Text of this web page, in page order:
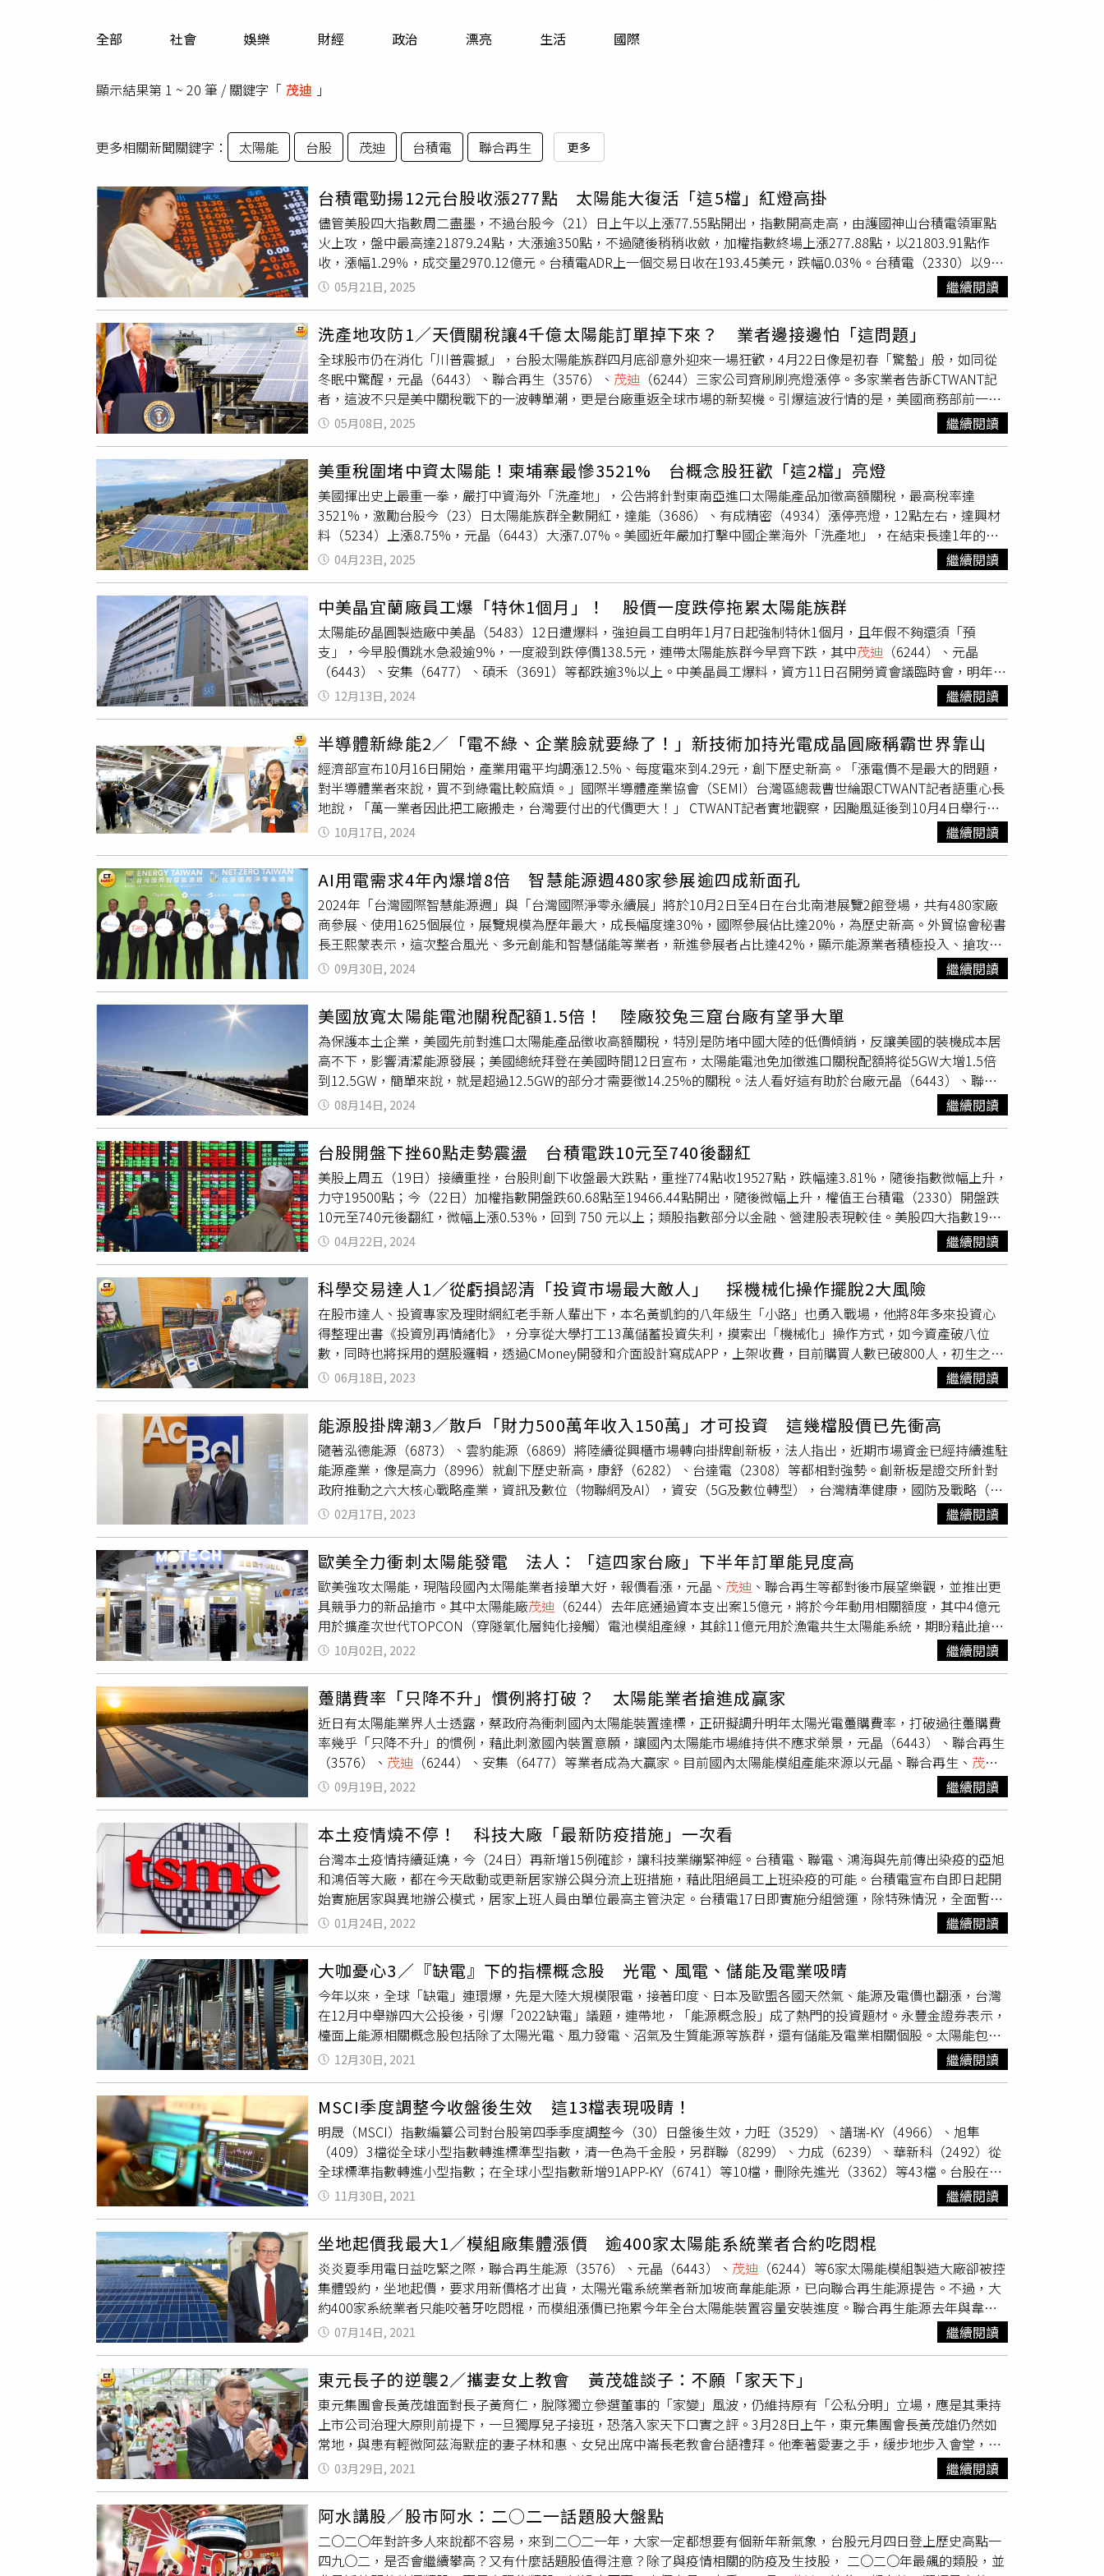
運勢
全部 社會 娛樂 財經 政治 漂亮 生活 國際
顯示結果第 1 ~ 20 筆 / 關鍵字「 茂迪 」
更多相關新聞關鍵字： 太陽能 台股 茂迪 台積電 聯合再生 更多
台積電勁揚12元台股收漲277點 太陽能大復活「這5檔」紅燈高掛
儘管美股四大指數周二盡墨，不過台股今（21）日上午以上漲77.55點開出，指數開高走高，由護國神山台積電領軍點
火上攻，盤中最高達21879.24點，大漲逾350點，不過隨後稍稍收斂，加權指數終場上漲277.88點，以21803.91點作
收，漲幅1.29％，成交量2970.12億元。台積電ADR上一個交易日收在193.45美元，跌幅0.03%。台積電（2330）以986
元盤上開出，隨後一路走高，最高一度來到992元，終場收在990元，上漲12元，漲幅1.23 %。主要權值股方面，鴻海
（2317）今日收在155元，上漲1元。聯發科（2454）收在1340元，上漲25元。廣達（2382）收在272元，上漲5.5元。
台達電（2308）收在378.5元，上漲13元。日月光投控（3711）收在144.5元，上漲0.5元。大立光（3008）收在2265
元，上漲45元。金融部分，富邦金（2881）收在81.5元，上漲0.8元，國泰金（2882）收在63.5元，上漲2元，中信金
（2891）收在43元，上漲1.25元。類股上漲方面，汽車上漲3.13%今日最強，橡膠以3.01%緊隨其後，其他如電子零組
件、油電燃氣、生技醫療等類股指數上漲2%以上。類股下跌部分，鋼鐵最慘，指數下跌0.95%，其餘還有電器電纜、居
家生活、食品等類股指數走勢疲軟。今日太陽能類股一片紅通通，元晶（6443）、茂迪（6244）、達能（3686）、聯
合再生（3576）、太極（4934）5檔個股衝上漲停，分別收在17.7元、21.65元、19.25元、9.07元、11.85元。漲幅前5
名個股為，豐達科（3004）上漲13.5元，漲幅10％。川飛（1516）上漲1.85元，漲幅10％。達能（3686）上漲1.75
元，漲幅10％。虹光（2380）上漲0.36元，漲幅10％。茂矽（2342）上漲2.4元，漲幅9.98％。跌幅前5名個股為，聯
策（6658）下跌3.4元，跌幅3.96％。富威電力（6994）下跌5元，跌幅3.75％。南亞科（2408）下跌1.6元，跌幅
3.54％。瑞智（4532）下跌1元，跌幅3.17％。明輝-DR（911608）下跌0.09元，跌幅3％。
05月21日, 2025 繼續閱讀
洗產地攻防1／天價關稅讓4千億太陽能訂單掉下來？ 業者邊接邊怕「這問題」
全球股市仍在消化「川普震撼」，台股太陽能族群四月底卻意外迎來一場狂歡，4月22日像是初春「驚蟄」般，如同從
冬眠中驚醒，元晶（6443）、聯合再生（3576）、 茂迪 （6244）三家公司齊刷刷亮燈漲停。多家業者告訴CTWANT記
者，這波不只是美中關稅戰下的一波轉單潮，更是台廠重返全球市場的新契機。引爆這波行情的是，美國商務部前一日
（4月21日）宣布，對柬埔寨、越南、泰國與馬來西亞等太陽能產品徵收史上最重懲罰性關稅，最低200%起跳，柬埔寨
最高達到3521%，理由是中國以「跨國補貼」，讓中國製太陽能板以「東南亞製」之名傾銷進入美國，重創美國本土。
據彭博新能源財經資料，這四國2024年供應美國約129億美元（約新台幣4200億元）的太陽能設備，占美國全部市場的
77%。這次東南亞「出口跳板」被一槍封殺，對於被視為「夕陽產業」的太陽能台廠如同天上掉下來的禮物。太陽能大
廠元晶與聯合再生都證實近期歐美客戶的詢單湧現，法人更估轉單量上看百億元。「這機會真的太難得了。」一位在苗
栗經營太陽能模組廠的業者私下對CTWANT記者感嘆。他坦言，自2018年後，國內市場被陸製模組壓得喘不過氣，現在
終於等到局勢反轉，「只是這波轉單來得太快，也不知道能撐多久。」經濟部要求5月7日起凡出口至美國的台灣產製產
品，皆須簽署「輸美國貨品原產地聲明書」，元晶等太陽能業者都表示支持。（圖／報系資料照、經濟部貿易署提供）
對於美國嚴懲「洗產地」，業者喜憂半參，除了喜迎轉單潮，也憂心「產地信任」戰役中，台廠能否順利脫身，「尤其
在美國對太陽能產品展開高強度查核背景下，任何供應鏈中存在的灰色地帶，都可能成為新一輪制裁與懲罰的導火
線。」這位苗栗業者憂心忡忡地說。事實上，立委黃國昌4月25日在立法院總質詢中，點名聯合再生涉及「中國貼
牌」、「洗產地」行為，質疑其由越南進口電池模組再貼MIT販售。聯合再生迅速發出四點聲明澄清，強調所有進出口
作業「完全依法合規」，並無洗產地或產地標示不實行為，且保留法律追訴權。這場指控拉高業者「自清」焦慮。元晶
副總廖偉然日前公開呼籲，台灣雖因東南亞被封鎖而得利，但短期內恐面臨東南亞產品反向傾銷台灣壓力，但更重要的
是，期望新政府對於海外低價傾銷台灣的太陽能產品進行雙反及反規避審查，防止台灣成為他國規避高關稅的「中轉
站」。為防堵洗產地疑慮擴大，經濟部貿易署宣布，5月7日起凡出口至美國的台灣產製（MIT）產品，皆須簽署「輸美
國貨品原產地聲明書」，若經查屬實不符者，最重可處新台幣300萬元罰鍰。然這份簽署並非萬靈丹，貿易署坦言，對
於是否屬於中國製造，美方採「個案認定」機制，目前尚無明確的比例規範，仍需視貨品類別與組成決定，因此即使台
灣認定為MIT，仍可能遭美國質疑，由於美國海關具備預審制度，廠商出口前可與買方協調並申請預先認定，以降低誤
判風險。美國商務部報告指出，去年美國從東南亞進口的太陽能板產品中，超過 65%實際上是中國廠商僅進行微量加工
後轉運美國的產品。（圖／翻攝自新華社）面對新規定，業界多數支持，元晶太陽能副總經理江郅豪就表示，「會去鑽
漏洞洗產地的，多是小型貿易商或中小工廠，簽切結書對我們來說不是問題。」但他也呼籲政府應進一步強化查驗力
道，例如要求出口廠商提供生產工單，以提升制度可信度與落實性。昔日被視為「夕陽產業」的太陽能產業，在美中關
稅戰中有了翻身機會，元晶、茂迪
等業者正積極轉向海外，鎖定美國、日本與歐洲，預估外銷占比將明顯拉升。這波新
局面不只是轉單潮，太陽能台廠新一輪「MIT」轉型大考驗。
05月08日, 2025 繼續閱讀
美重稅圍堵中資太陽能！柬埔寨最慘3521% 台概念股狂歡「這2檔」亮燈
美國揮出史上最重一拳，嚴打中資海外「洗產地」，公告將針對東南亞進口太陽能產品加徵高額關稅，最高稅率達
3521%，激勵台股今（23）日太陽能族群全數開紅，達能（3686）、有成精密（4934）漲停亮燈，12點左右，達興材
料（5234）上漲8.75%，元晶（6443）大漲7.07%。美國近年嚴加打擊中國企業海外「洗產地」，在結束長達1年的調
查後，對來自東南亞四個國家的太陽能進口產品徵收反傾銷、反補貼「雙反」新關稅，稅率依不同國家、企業不等。其
中，來自柬埔寨的產品最高面臨3521％的驚人關稅，被視為劍指天合光能、晶科能源等中資巨頭。美國商務部公告，將
對柬埔寨的太陽能產品稅率高達3521%，理由是柬埔寨拒絕配合調查，越南境內未單獨指名的公司將面臨最高稅率為
395.9%，泰國則是375.19%，馬來西亞適用稅率超過40%。美國從去年4月起展開調查，發現中國太陽能業者，不只獲
得不公平補貼，還為了規避美國徵收的反傾銷關稅，轉到東南亞國家製造，洗一輪產地後再用超低價傾銷，去年美國從
這4個東南亞國家，就進口129億美元的太陽能設備，占類別進口總額近8成，幾乎壟斷了市場。由於台灣是僅次於大
陸，全球第二大太陽能生產地，即使台灣也有關稅壓力，仍遠低於美方最新祭出的關稅，市場看好台廠後續轉單效益可
期，激勵股價大漲。中午12點左右，除了2檔漲停，國碩（2406）上漲6.36%，
（6244）漲5.31%，強茂
04月23日, 2025 繼續閱讀
中美晶宜蘭廠員工爆「特休1個月」！ 股價一度跌停拖累太陽能族群
太陽能矽晶圓製造廠中美晶（5483）12日遭爆料，強迫員工自明年1月7日起強制特休1個月，且年假不夠還須「預
支」，今早股價跳水急殺逾9%，一度殺到跌停價138.5元，連帶太陽能族群今早齊下跌，其中茂迪 （6244）、元晶
（6443）、安集（6477）、碩禾（3691）等都跌逾3%以上。中美晶員工爆料，資方11日召開勞資會議臨時會，明年1
月7日起至2月4日工廠生產線停線，等於提早放農曆年假，扣除國定年假，員工須以個人特休支應，特休不足則採預
支，若春節後訂單量不足，休假將以減半計薪。中美晶表示，由於目前國內太陽能市況不佳，宜蘭電池廠整體稼動率低
落，為避免對員工薪水造成衝擊影響，利用特休的方式「共體時艱」，該方案也得到了大部分員工認同。中美晶強調，
該「協調方案」與無薪假不同，員工薪資不受影響，至於2月則視市場狀況而定，基於營運關係，不公開宜蘭廠放特休
假員工人數，宜蘭廠占總營收比重低於5%至6%。消息一出，加深外界對於太陽能產業景氣疑慮，中美晶今天在沉重賣
壓出籠下，股價跳空開低，一度殺到跌停價，午盤來到140元，下跌13.5元，跌幅達8.79%。茂迪、元晶、國碩和安集等
太陽能族群股價紛紛下挫，跌幅逾2%。中午11點半，安集盤中下挫3.33%，國碩盤中下探15.6元，跌幅2.5%，創1年多
來新低。分析師表示，明年角度來看，下半年會比較好，但業績面還是較弱，股價走勢持續創低不會改變。建議未上車
者暫不適合進去，若在車上的投資人，要有心理準備要有約半年的整理時間，觀察一、二季產業調整，效率若不佳建議
換股、換族群會比較好。
12月13日, 2024 繼續閱讀
半導體新綠能2／「電不綠、企業臉就要綠了！」新技術加持光電成晶圓廠稱霸世界靠山
經濟部宣布10月16日開始，產業用電平均調漲12.5%、每度電來到4.29元，創下歷史新高。「漲電價不是最大的問題，
對半導體業者來說，買不到綠電比較麻煩。」國際半導體產業協會（SEMI）台灣區總裁曹世綸跟CTWANT記者語重心長
地說，「萬一業者因此把工廠搬走，台灣要付出的代價更大！」 CTWANT記者實地觀察，因颱風延後到10月4日舉行的
「2024台灣國際智慧能源周及台灣國際淨零永續展」，雖有大量廠商參展設攤，還有超過700位國際買家，但和月前半
導體展的火熱積極氛圍比起來，能源展上，記者聽到不少業者私下唉聲嘆氣，簡直是冰火兩樣情。「我們有半導體、電
子產業等再生能源最大的採購使用者，也有提供綠色能源、節能減碳解決方案的供應者，平台能讓兩邊需求直接對
接。」曹世綸說，太陽能電池本身就是半導體產業，為此國際半導體產業協會及旗下、去年剛成立的「 GESA綠能暨永
續發展聯盟」，今年共同辦能源周的活動。半導體產業撐起台灣經濟半邊天，經濟部9月24日發布8月外銷訂單數據，金
額502.2億美元，年增9.1%，連六紅，主要就是受惠於AI、高效能運算及雲端產業需求強勁所帶動。半導體產業是推動
對外出口、投資興業、以及上市櫃公司營收屢創新高的主因，AI時代要更多的半導體、同時也要更多的電。然而，當各
國政府爭相砸大錢發展AI及綠能減碳措施，以台積電目前國際佈局的美國、日本和歐洲，都提供了充足的綠電選項，反
倒是台灣自家不夠。台積電在全球多國設廠，在台灣的廠卻要煩惱綠電不夠（圖／CTWANT資料照）。擔任台灣太陽光
電產業協會（TPVIA）理事長的環球晶董事長徐秀蘭曾直言，「台灣不僅是電要足夠，更要夠綠；電不綠、企業臉就要
綠了，因為貨就出不去。」甚至連標準普爾最新報告也提出警訊，台積電作為台灣的用電大戶，隨著先進製程與產量大
增，預計2030年用電量將占台灣總用電量的23.7%，但台灣發電量成長緩慢，恐導致台積電的供電風險。「以台積電
2030年需要RE60的綠電需求來說，先前主要寄望在離岸風電，但目前距離目標還有很大一段差距，需要靠太陽能來補
上。」寶晶能源董事長蔡佳晋向CTWANT記者表示。值得注意的是，今年的能源周上，國內重量級光電業者都不約而同
看淡今年市場，茂迪
總經理葉正賢和友達光電能源事業群總經理林恬宇都提到，今年台灣太陽能裝置量將約1.6GW至
1.7GW，較去年減少逾3成，甚至預見明、後年的展望保守，各廠商開始努力拓展外銷市場。事實上，以聯合再生、元
晶、茂迪 等光電三雄為例，今年前八月營收分別年減60%、42%、24%，不若以往強勢。為何半導體產業綠電需求孔
急，光電業卻成長急遽放緩？業者們私下告訴記者，「主要是政策出現轉變，不像過去有行政院副院長的層級親自主
掌，甚至審核時間開始放慢。」對於十月中產業用電電價大漲，外界將電價成本上漲元兇算在光電業者頭上，業者認為
是背黑鍋。「其實台灣的太陽能大型電站已不靠台電的躉售電價在生存，幾乎都是直接賣給半導體為主的大企業，不會
增加全民負擔。」蔡佳晋解釋。元晶董事長廖國榮認為太陽能電池效率會越來越好（圖／報系資料照）。太陽能電池模
組大廠元晶董事長廖國榮跟CTWANT記者透露，在太陽能電池的光電轉換效率大幅提升，及設備成本不斷下降，「太陽
能發電在歐洲，已經比火力發電便宜了。」廖國榮還報了個好消息，過去以P型矽晶片作為基板的鋁背面電場太陽能電
池，有光衰減問題，近期已發展到新型、以N型矽晶片為主的穿隧氧化鈍化接觸太陽能電池（TOPCon），相比於傳統的
電池效率、10年前產品的17%，大幅提升至24.5%，而下一世代TOPCom+鈣鈦礦堆疊的電池模組，更可提升電池轉換
效率到39.5%。20年前的太陽能電池，每公頃土地只能裝置0.8MW的太陽能系統，現在太陽能系統進步到1.4MW，預估
10年後，可裝置2.25MW，「等於只要花全台灣土地面積4.1%，就能供應台灣約5千億度、且百分之百的太陽能。」廖
國榮說，比被列為「廢耕地、休耕地及不利耕作區」約6%的土地，還要少。寶晶能源董事長蔡佳晋認為綠能是護國神山
的靠山（圖／方萬民攝）。台灣再生能源發展走多元化，包括太陽能、風能、氫能、地熱、海洋能等，在時間、成本分
析下，「太陽能是近十年來均化能源成本下降最多的能源，2023平均每kwh LCOE相較 2010年下降了90%，是目前最具
競爭力的電力來源。」蔡佳晋說，「台積電是臺灣的護國神山，綠能業者則是台積電的靠山！當務之急，是滿足台積電
RE100的要求，這對於台灣半導體根留台灣至關重要。」
10月17日, 2024 繼續閱讀
AI用電需求4年內爆增8倍 智慧能源週480家參展逾四成新面孔
2024年「台灣國際智慧能源週」與「台灣國際淨零永續展」將於10月2日至4日在台北南港展覽2館登場，共有480家廠
商參展、使用1625個展位，展覽規模為歷年最大，成長幅度達30%，國際參展佔比達20%，為歷史新高。外貿協會秘書
長王熙蒙表示，這次整合風光、多元創能和智慧儲能等業者，新進參展者占比達42%，顯示能源業者積極投入、搶攻淨
零商機。根據經濟部預估，2028年時，AI科技的用電需求將增長八倍，未來十年全國用電量年均成長2.8%，為遵循
(6244)、元晶(6443)、士電(1503)、聯合再
(1519)、有成精密(4949)、沃旭能源、柯本哈根風能開發、風睿能源及熙特爾新能源等，還有英國、比利時、丹麥、法
國、加拿大、荷蘭6大國家館進駐，鏈結國際商機。經濟部能源署副署長李君禮出席9月30日的展前記者會時表示，台灣
積極響應淨零趨勢，總統賴清德上任後宣示要二次能源轉型，包括多元綠能以及深度節能，尤其是AI和半導體產業發
展，需要穩定、充足電力供應，對於出口導向的產業，綠電需求成為產業剛性需求，因此政府需要提供充足、有競爭力
的綠電，也將積極發展氫能、地熱、海洋能等。深度節能方面，李君禮表示，未來強化協助發展「能源服務公司」，透
過專家組成的能源服務公司協助企業診斷、改善製程節能。主辦單位之一、SEMI全球行銷長暨台灣區總裁曹世綸表示，
歐盟、美國、日本、中國等都在如火如荼地發展再生能源技術，我們有半導體、電子產業等再生能源最大的使用者，也
能提供綠色能源、節能減碳解決方案的供應者，有這兩邊的需求可以對接，所以SEMI也成立GESA綠能暨永續發展聯
盟，成員涵蓋半導體、綠能產業等供應鏈。
09月30日, 2024 繼續閱讀
美國放寬太陽能電池關稅配額1.5倍！ 陸廠狡兔三窟台廠有望爭大單
為保護本土企業，美國先前對進口太陽能產品徵收高額關稅，特別是防堵中國大陸的低價傾銷，反讓美國的裝機成本居
高不下，影響清潔能源發展；美國總統拜登在美國時間12日宣布，太陽能電池免加徵進口關稅配額將從5GW大增1.5倍
到12.5GW，簡單來說，就是超過12.5GW的部分才需要徵14.25%的關稅。法人看好這有助於台廠元晶（6443）、聯合
再生（3576）及茂迪
（6244）等爭取訂單。市場人士預期，美國總統大選的兩黨陣營都會在政策上持續加碼，藉此爭取
選民與產業界支持，先前因為美中貿易戰，美國對中國大陸的太陽能祭出反傾銷、反補貼稅措施，並恢復對四個東南亞
國家太陽能板課徵進口關稅，以防堵大陸業者「洗產地」，但最近產能與成本出現問題，導致美國不少太陽能業者財務
出現問題，所以此次放寬，有助於平衡市場機制，台廠也有望藉此切入美國市場。台灣的太陽能大廠今年都加大外銷力
道。元晶14日盤中股價漲4%、約在24.85元，聯合再生漲2.7%、約11.4元，茂迪則漲2.3%、約在25.9元。不過大陸業
者對此消息也磨刀霍霍，因為美中貿易戰持續一陣子，他們不但轉往東南亞設廠，連美國本土、中東國家都有規畫，數
據顯示，2023年美國進口55.6GW dc太陽能元件和3.7GW電池片，其中東南亞四國就佔了79%。今年5月，美國商務部
宣佈對進口自柬埔寨、馬來西亞、泰國和越南的晶體矽太陽能電池發起反傾銷、反補貼調查，但其實不少陸廠已轉往美
國投產，像是隆基綠能與美國Invenergy合作，要在俄亥俄州建設5GW元件廠，晶澳科技美國廠預計在今年第三季投
產，晶科能源美國廠於今年上半年相繼建設，阿特斯美國廠於2023年底投產，天合光能美國廠也將於2024年下半年投
產。而東南亞四國產能受關稅影響，但印尼、寮國和中東的產能則有望受益，晶科能源計劃在沙烏地阿拉伯投資建設
10GW高效電池級元件專案; 鈞達計劃在阿曼投資建設5GW高效電池生產基地;天合光能有意在阿拉伯聯合大公國投資建
設5萬噸高純矽料、30GW晶體矽片和5GW電池元件專案。
08月14日, 2024 繼續閱讀
台股開盤下挫60點走勢震盪 台積電跌10元至740後翻紅
美股上周五（19日）接續重挫，台股則創下收盤最大跌點，重挫774點收19527點，跌幅達3.81%，隨後指數微幅上升，
力守19500點；今（22日）加權指數開盤跌60.68點至19466.44點開出，隨後微幅上升，權值王台積電（2330）開盤跌
10元至740元後翻紅，微幅上漲0.53%，回到 750 元以上；類股指數部分以金融、營建股表現較佳。美股四大指數19日
漲跌互見。道瓊工業指數漲0.56%，收37986.4點；那斯達克指數跌2.05%，收15282.01點；標普500指數下跌0.88%，
收4967.23點；費城半導體指數跌幅4.12%，收4306.87點。台股開盤續跌26.28點，來到19500.84點。三大權值股中，
台積電開盤跌10元至740元；鴻海（2317）跌1.5元至141.5元；聯發科（2454）開盤跌9元至984元；大立光（3008）
漲5元至2125元；台達電（2308）漲2元至300.5元。其中，台積電於開盤不到10分鐘成功翻紅，帶動大盤一度漲160
點，來到19695點。今日盤面焦點在營建股，如鄉林、太設、京城、日勝生等燈漲停，其他冠德、皇鼎、國揚、工信漲6
到9%；航運股表現也同樣亮眼，貨櫃三雄長榮、陽明與萬海漲3到4%；另，電力供應與重電概念股續強，上緯投控漲
超8%，碩天、盛達、華城、茂迪、大同、森崴能源漲2至4%；金融股今天也回神，開發金、華南金、兆豐金，以及中
再保皆漲逾2%。有分析師指出，因聯準會延後降息預期以及地緣政治不確定性，美股科技股續弱，且AI相關持續修正，
台積電法說下修半導體展望，短線偏空。整體來看，美股持續的弱勢反映短線國際股市不穩，仍須提防個股持續修正的
風險。
04月22日, 2024 繼續閱讀
科學交易達人1／從虧損認清「投資市場最大敵人」 採機械化操作擺脫2大風險
在股市達人、投資專家及理財網紅老手新人輩出下，本名黃凱鈞的八年級生「小路」也勇入戰場，他將8年多來投資心
得整理出書《投資別再情緒化》，分享從大學打工13萬儲蓄投資失利，摸索出「機械化」操作方式，如今資產破八位
數，同時也將採用的選股邏輯，透過CMoney開發和介面設計寫成APP，上架收費，目前購買人數已破800人，初生之犢
不畏虎。縱橫股海的投資流派各有千秋，小路獨鍾「機械化操作」。CTWANT記者日前約訪時，他在新北市林口區自家
工作室裡向記者解釋，「為要擺脫『人為主觀』與『情緒交易』兩大風險。」今年27歲的小路在大學一年級開始投資，
但投資第二年就吃敗仗。「2015年8月24日是我人生中一個很大的轉捩點，那天大盤指數跌了4%多，代表全台灣股票市
場有一半以上都是跌停。」小路當時搭上主流題材「太陽能」，從籌碼面選出中美晶（5483）、達能（3686）、
（6244），「沒想到，手上的3檔個股全數跌停板的窘況。」2015年8月太陽能族群崩盤，小路手中的3檔相關個股也全
數跌停板。（圖／宋岱融攝）那份恐慌，小路記憶猶新，「可說是全球股災，中國景氣疲弱，美國升息資金強勢回流美
元，多國多在打房，熱錢積極流出，台灣外銷面臨困境，內憂外患下台股大幅下挫。」「我那時真的吃不下飯，因為人
生中大部分資金都在股市當中，非常恐慌，想要趕緊脫手求安全。」儘管台股慘跌當天下午政府就宣布政策護盤，台股
3天後反彈一千點，小路趁勢執行停損出場，虧損大概20%，「這是我當時操作短線單筆虧損最大的一個案例。」小路
認清一件事，「投資市場上最大的敵人就是自己，我太過情緒化、跟風投資所以賠錢。」面對投資最大敵人，小路改採
「機械化方式」進出場，「一律在開盤掛單，並採開盤價上下約1成的停利停損機制」，後來連選股也採「機械化方
式」，「也就是不參考任何主觀的選股與產業資訊、報價等資訊，直接從基本面、技術面與籌碼面因子，設定符合條件
的個股，再評估操作與否。」為找出利於股價上漲的選股因子，小路透過「國際論文探勘」、「歷史投資經驗」與「數
據分析」歸納出3種選股策略，第一是「天羅地網」，從營收、EPS等設定10個選股因子，達標的篩選入「選股池」，再
搭配簡單突破訊號，設定停利與停損。第二是「績優籌碼股」，以業績表現初階篩選出個股，加入籌碼面分析主力、法
人、大戶資金流向，找出「基本面績優」且「大咖持續加碼」的個股。最後是「低估成長股」，觀察營業收入成長、獲
利能力有顯著提升，但股價漲幅相對落後的好公司。以2021年9月到12月間為例，小路靠著三種選股策略，買入聯華
（1229）4天內獲利6.75%，買入台光電（2383）6天獲利達7.36%，買入台橡（2103）13天獲利達14.41%。這套看似
沒有「嚇人」獲利的枯燥交易模式，不在乎市場多頭或空頭，也避開「情緒化」，就是能讓小路吃飽、睡好、累積財
富，最舒服的投資方式。
06月18日, 2023 繼續閱讀
能源股掛牌潮3／散戶「財力500萬年收入150萬」才可投資 這幾檔股價已先衝高
隨著泓德能源（6873）、雲豹能源（6869）將陸續從興櫃市場轉向掛牌創新板，法人指出，近期市場資金已經持續進駐
能源產業，像是高力（8996）就創下歷史新高，康舒（6282）、台達電（2308）等都相對強勢。創新板是證交所針對
政府推動之六大核心戰略產業，資訊及數位（物聯網及AI），資安（5G及數位轉型），台灣精準健康，國防及戰略（航
太等），綠電及再生能源，民生及戰備（關鍵物資）等所規劃的簡易掛牌方式，根據規劃，在創新板掛牌滿1年可申請
上市，免提報審議委員會。不過創新板並未對一般散戶開放，合格投資人以法人為主，自然人則需有2年以上參與證券
興櫃交易，對於一般投資人來說，如果要買就只能趁現在還在興櫃時，否則因為創新板對自然人有資格限制，只能就等
他們1年之後在申請上市時才能投資。近期泓德能源股價已經從2月初的100元左右，一路飆升到136.5元，創新高，也帶
動雲豹能源從80元附近起漲，進逼100元整數大關。另外同屬能源服務商族群的還有微電能源（6883），目前還是公開
發行公司，預計未來也會有掛牌規劃，投資人也可以持續留意。高力營收持續創高，股價也在一年之內從60元飆升到
240元。（圖／截自高力官網、翻攝自台灣股市資訊網）分析師謝文恩指出，從本益比角度來看，高力近期股價相對高
了，不過除了基本面外，他的籌碼面也是有軋空的趨勢，不過建議投資人也不要輕易去放空。高力日前公告1月營收為
3.21億元，月增2.55%、年增71.84%，推升營收攻高主要是因為熱能產品及板式熱交換器出貨增加。法人指出，高力為
美國燃料電池大廠Bloom Energy的主要供應商，隨著客戶下單持續成長，也讓高力已著手規劃擴增產能，預計明年到
後年將增加25%產能，整體來看，後續營運仍看好。康舒董事長許介立日前在尾牙時指出，2022年是康舒科技綠電轉供
元年，先於年初轉供綠電予銀行業，六月跨入紡織業，八月再跨入物業管理領域，與世貿中心國貿大樓簽約，九月跨入
科技產業，總計已投資電廠容量已達150MW，總銷售綠電轉供量逾3.6億度電，是目前台灣服務產業最廣的綠電提供業
者。康舒股價也在兔年出現強攻，從30元附近一路衝到39元，短線漲幅約30%。許介立也在6日法說會上表示，預期今
年全年營收可望年增雙位數百分比。台達也全力發展儲能事業。（圖／周志龍攝）台達電是台灣能源產業的領導廠，日
前公布的1月營收以295.63億元創下同期歷史新高，更較去年同期大增12.5%。法人表示，相較於其他同業1月營收都較
去年同期下滑約1成左右，台達電的表現明顯優異。對於第一季的營收展望，台達電也預估將比去年同期成長。華冠投
顧分析師劉烱德表示，如果要觀察太陽能領域的上市櫃相關能源股，元晶（6443）、安集 （6477）、聯合再生
（3576）及茂迪（6244），投資朋友們可留意相關個股股價與季線的關係，只要季線上揚，股價回測或是往上突破季
線，只要季線位置能守穩形成支撐，則後續都有量增價漲的機會。反之，股價跌破季線，進一步形成季線下彎則應先退
出觀望，靜待下一次止跌止穩的機會。
02月17日, 2023 繼續閱讀
歐美全力衝刺太陽能發電 法人：「這四家台廠」下半年訂單能見度高
歐美強攻太陽能，現階段國內太陽能業者接單大好，報價看漲，元晶、 茂迪 、聯合再生等都對後市展望樂觀，並推出更
具競爭力的新品搶市。其中太陽能廠茂迪 （6244）去年底通過資本支出案15億元，將於今年動用相關額度，其中4億元
用於擴產次世代TOPCON（穿隧氧化層鈍化接觸）電池模組產線，其餘11億元用於漁電共生太陽能系統，期盼藉此搶攻
商機。馬克宏喊出2050年全法國太陽能裝置量要增加十倍，意味接下來當地太陽能需求將呈現爆發成長，預估項目推展
的速度將會比先前提高至少一倍以上。業界人士認為，法國為歐盟指標性國家，隨著法國積極推動太陽能發電，進一步
推升市場需求，有助激勵其他歐盟國家後續提出更多補貼政策。此前，拜登政府也從《通膨削減法案》中，提撥3,690億
美元（逾新台幣1兆元）發展能源安全與潔淨能源，並恢復多項再生能源裝置獎勵，推升美國太陽能市場需求大增。隨
著法國加入擴大太陽能裝置，進一步推升市場需求大爆發。茂迪 （6244）近年積極布局高技術門檻的差異化產品，首款
N型TOPCON電池模組因發電效率高，可有效節省土地面積，獲客戶大量採用，加上政府積極衝刺太陽光電裝置量，不
僅今年底前產能全產全銷，明年上半年訂單也已排滿。茂迪今年擴充TOPCON電池模組產線，年產能200MW，預計10
月進入大量生產階段，尤其TOPCON的模組轉換效率可超過22%，優於現階段主流的20%，象徵在同樣土地面積下，可
下半年均訂單能見度
高，加上系統廠拉貨力道比上半年更猛，而且模組價格也相當不錯，估計業者業績表現將優於上半年，並較去年同期成
長不少，成為電子業中少數未受通膨因素影響的族群，在歐美強權帶頭衝刺太陽能裝置下，後續全球太陽能需求可期，
為台廠增添更多活水。
10月02日, 2022 繼續閱讀
躉購費率「只降不升」慣例將打破？ 太陽能業者搶進成贏家
近日有太陽能業界人士透露，蔡政府為衝刺國內太陽能裝置達標，正研擬調升明年太陽光電躉購費率，打破過往躉購費
率幾乎「只降不升」的慣例，藉此刺激國內裝置意願，讓國內太陽能市場維持供不應求榮景，元晶（6443）、聯合再生
（3576）、 茂迪 （6244）、安集（6477）等業者成為大贏家。目前國內太陽能模組產能來源以元晶、聯合再生、 茂
迪 、安集四大業者為主，相關模組廠近年來為搶得更多市場商機，正積極加速擴產腳步，加上近期政策持續鼓勵太陽能
光電建置，藉此因應通膨所帶來的影響，讓國內太陽能系統業者能維持一定的投資報酬率。 蔡政府再度下猛藥，對付通
膨造成原物料報價上揚，期望協助台灣完成2025年太陽光電建置量達20GW的目標。不過，蔡政府力挺國內太陽能發電
的決心，早已從過往的政策看出端倪，不僅去年下半年為了激勵光電裝置量提升，祭出優惠加碼措施，今年下半年的躉
購費率更維持與上半年一致，打破原先下半年通常低於上半年的慣例。針對明年光電躉購費率將與今年持平，甚至可能
上調，經濟部能源局回應，目前還在依照以往程序收集相關成本參數，做為明年躉購費率擬定基礎，針對未來躉購費率
走向尚未有定論。國內太陽能業者認為，躉購費率一向是國內太陽能產業發展的風向球，今年因上、下半年維持一致；
此次調升的目的，主要是為了讓太陽能電廠的投資報酬率能維持在一定水準，否則很可能會被通膨吃掉獲利，自然不會
有業者想繼續投入開發，拖累國內太陽能光電建置腳步。由於過往光電躉購費率大多只降不升，藉此讓政府補助能隨著
時間緩步退場，因此近期市場傳出明年光電躉購費率將調升的消息，實為罕見，正顯示出政府為了達到再生能源轉型目
標，對太陽能產業的補助絲毫不手軟。
09月19日, 2022 繼續閱讀
本土疫情燒不停！ 科技大廠「最新防疫措施」一次看
台灣本土疫情持續延燒，今（24日）再新增15例確診，讓科技業繃緊神經。台積電、聯電、鴻海與先前傳出染疫的亞旭
和鴻佰等大廠，都在今天啟動或更新居家辦公與分流上班措施，藉此阻絕員工上班染疫的可能。台積電宣布自即日起開
始實施居家與異地辦公模式，居家上班人員由單位最高主管決定。台積電17日即實施分組營運，除特殊情況，全面暫停
來賓、訪客入廠，這次因應疫情持續升溫，啟動居家及異地辦公。台積電也進行6項群聚性活動管制，包含：避免面對
面會議、暫停同仁國內外洽公或出差、取消跨區差旅區間車、教育訓練課程優先採取網路教學、關閉台積運動場館與球
全面啟動居家上班，由不同部門依人力進行調派，強調所有防疫措施都會比中央還嚴格，以確保員工及廠區安全，至於
外籍移工也全數篩檢。並視疫情持續調整措施。鴻海限制訪客入廠，會議以線上視訊為主，暫停公司內健身房及按摩服
務，桃園廠區則禁止跨廠區交流。鴻佰科技桃園自貿園區停止營運，進行廠區環境清消，禁止桃園及新竹各廠區同仁跨
廠移動。亞旭電腦全公司進入三級防疫，桃園廠區全體員工PCR採檢，建置防疫緊急應變小組，停止所有員工跨廠區及
辦公室移動，停止訪客及廠商接觸。旺宏啟動準三級警戒防疫措施，恢復紅、藍軍分組分流上班機制，並採滾動式防疫
訪客、承包商及商務拜訪
未經核准不得隨意進出，員工自助餐廳將改便當。仁寶暫停所有員工跨廠區、跨辦公室移動，暫停所有訪客及外部廠商
來訪，所有會議採線上舉行並加強清消。高力中壢一、三廠全體員工進行PCR篩檢，啟動緊急應變及防疫措施，並持續
密切注意疫情。宏致禁止桃園總部及精工中心跨廠區上班、謝絕訪客來訪，增加消毒次數，密切關注疫情變化。
01月24日, 2022 繼續閱讀
大咖憂心3／『缺電』下的指標概念股 光電、風電、儲能及電業吸晴
今年以來，全球「缺電」連環爆，先是大陸大規模限電，接著印度、日本及歐盟各國天然氣、能源及電價也翻漲，台灣
在12月中舉辦四大公投後，引爆「2022缺電」議題，連帶地，「能源概念股」成了熱門的投資題材。永豐金證券表示，
檯面上能源相關概念股包括除了太陽光電、風力發電、沼氣及生質能源等族群，還有儲能及電業相關個股。太陽能包括
聯合再生（3576）、達能（3686）、
（6244）、元晶（6443）、安集（6477）、長興（1717）；風電有永冠-
KY（1589）、上緯投控（3708）、世紀鋼（9958）；儲能的台達電（2308）、漢翔（2634）、綠電（8440）與焚化
發電廠崑鼎（6803）、電業的森崴能源（6806）、與甫在近月公開發行的雲豹能源（6869）及泓德能源（6873）等，
都市場上引人注意的能源概念股。安集科技的太陽能電廠截至今年10月底，裝置容量已達83MW，明年則有100MW，躍
升為能源概念股；圖為董事長黃國棟。（圖／報系資料庫）聯合再生方面，9月台南儲能AFC專案開始對營收有所貢獻，
且打入中南美洲大型電腦設備廠商供應鏈，第4季起對客戶供應中小型儲能系統，儲能營收之貢獻將於第4季逐步放大。
元晶有鑑於市場需求，斥資7億元在新竹湖口廠建立大尺寸太陽能電池產線，新電池產線年產能可達400MW，未來導入
12吋晶片規格，電池年產出可達500MW，屆時高效能電池年總產能可達1GW以上。以太陽能模組及電廠營運為主的安
集，太陽能模組部分自用，目前太陽能模組產能200MW，預計明年達到250MW。太陽能電廠截至今年10月底，裝置容
量已達83MW，預估今年底達到90MW，明年則有100MW。上緯聚焦風電材料開發，近年積極發展碳纖拉擠碳板、碳纖
預浸布等，將碳纖維應用在風電葉片，已經陸續打進三菱重工、奇異（GE）、大陸金風等國際大廠供應鏈。世紀鋼的風
力發電產品交貨進入高峰期，傳統鋼構事業也穩定，法人預估今年營收上看90億元，將創新高。加上明年在手的風電訂
單與傳統鋼構產業供不應求，明年營收挑戰100億元。再生能源受到天候因素的影響甚鉅，太陽能晚上無電可發、風電
晚上才是發電重要時段，要發揮再生能源最大效益需透過儲能系統提高電力備援，圖為漢翔今年上線的儲能系統。（圖
／翻攝自漢翔臉書、報系資料庫）漢翔航太工業服務跨產業，與台達電合作在台中廠區建置5MW儲能系統，已通過台電
動態調頻備轉輔助服務能力驗測，並取得首批專業人員資格，正式跨足綠電儲能服務市場。從11月的單月營收來看中，
安集、元晶和達能等營收年增都是翻倍，而
茂迪也有逾9成的年增，聯合再生則是逾4成年增，展望2022年的太陽能市
場，在全球供應鏈的帶動下，將開出200GW的水準，年增達到2成。
12月30日, 2021 繼續閱讀
MSCI季度調整今收盤後生效 這13檔表現吸睛！
明晟（MSCI）指數編纂公司對台股第四季季度調整今（30）日盤後生效，力旺（3529）、譜瑞-KY（4966）、旭隼
（409）3檔從全球小型指數轉進標準型指數，清一色為千金股，另群聯（8299）、力成（6239）、華新科（2492）從
全球標準指數轉進小型指數；在全球小型指數新增91APP-KY（6741）等10檔，刪除先進光（3362）等43檔。台股在全
球小型指數新增10檔個股，包括91APP*-KY、朋程、AES-KY、晶焱、群聯、力成、士紙、台驊、大同、華新科等。力
旺、譜瑞-KY、旭隼、AES-KY等千金股，近日反應MSCI的利多，連日股價大幅走強，今天再度齊步大漲，譜瑞-KY盤中漲
宏正、中聯資源、中環、康控-KY、達運、帝寶、岱宇、神盾、力旺、伍豐、飛捷、華城、茂林-KY、宏盛、威強電、國
揚、力麗、牧德、茂迪。全球小型指數其他刪除個股包括南六、新鉅科、百和、譜瑞-KY、智擎、柏文、廣明、日勝生、
瑞智、錸德、如興、鄉林、訊芯-KY、建準、精元、上緯投控、信錦、台苯、特力、燿華、合勤控、旭隼等股。證交所表
示，第四季MSCI季調整，台股權重調整結果全球被動式指數追蹤資產規模日益成長，雖為追蹤標的帶來流動性，但由於
被動式指數追蹤資產大抵採收盤價為交易基準以減少追蹤誤差，一般而言，於指數調整成分股生效前最後交易日之尾盤
可能波動較大。此次MSCI公布第四季相關指數調整，於今天盤後生效。台股於全球標準型指數權重上升0.01百分點，新
興市場指數及亞洲（日本除外）指數權重皆下降，各為0.08百分點及0.15百分點，調整後權重分別為1.69％、14.12％及
16.16％。依證交所之前公布，第四季調整後與第三季調整後權重比較，台股於全球標準型指數及新興市場指數權重皆減
少0.09百分點，惟亞洲指數權重增加0.01百分點。證交所表示，調整前後的權重差距僅代表成分股變動後，台股在調整
基準日的權重變化，不代表台股資金的流向。
11月30日, 2021 繼續閱讀
坐地起價我最大1／模組廠集體漲價 逾400家太陽能系統業者合約吃悶棍
炎炎夏季用電日益吃緊之際，聯合再生能源（3576）、元晶（6443）、 茂迪 （6244）等6家太陽能模組製造大廠卻被控
集體毀約，坐地起價，要求用新價格才出貨，太陽光電系統業者新加坡商韋能能源，已向聯合再生能源提告。不過，大
約400家系統業者只能咬著牙吃悶棍，而模組漲價已拖累今年全台太陽能裝置容量安裝進度。聯合再生能源去年與韋能
能源簽署合作備忘錄，將攜手開發太陽能電廠，如今卻對簿公堂。左圖左為聯合再生能源董事長洪傳獻。（圖／翻攝自
台灣好報網站、韋能能源官網） 本刊調查，太陽能模組製造廠以原料硅片（矽片）漲價為由，3月起漲至今逾4成，有
系統業者控訴，模組製造廠被政府補貼保護了5年，卻仍無競爭力，政府應該開放進口模組，以免2025年太陽能發電達
到20GW的政策跳票！一家小型系統業者出示與聯合再生能源人員的對話紀錄，指出聯合再生能源漲價態度強硬，他只
好咬牙買單，並附上發票證明模組價格上漲。（圖／讀者提供、王永泰攝）原物料大漲下，台灣太陽能產業供應鏈爆出
模組價格飆升，陷入斷鏈困境。6月17日，太陽光電發電系統公會公開建言，要求政府「多元開放國外模組及電池產品
進口」；6月底，包辦台灣太陽能模組七成市占的3大模組製造廠及電池廠──聯合再生能源（URE）、元晶、茂迪 及中
美晶，也破天荒共同「發聲反制」力阻開放，「此舉將讓台灣成為大陸模組的天下」，強調「上游原物料上漲才是走升
與中美晶為台灣模組及電池製造大廠，前三者包辦太陽能模組七成市占。（圖下
由左而右為 茂迪總經理葉正賢、中美晶董事長徐秀蘭、元晶董事長廖國榮）（圖／報系資料庫）對此，一家系統業者分
析，「從原物料成本來看，台灣（太陽能模組）漲這麼多，真離譜！雖然矽片（矽晶圓材料）占電池成本六成、電池占
模組成本六成，矽片今年漲了六成，但占模組成本一成的玻璃跌價五成，算一算，這波太陽能模組（以矽晶圓G1尺寸為
主）的漲幅應該15％，模組製造廠竟集體喊漲超過四成。」本刊接獲一家向聯合再生能源下單的系統業者投訴，「3月
07月14日, 2021 繼續閱讀
東元長子的逆襲2／攜妻女上教會 黃茂雄談子：不願「家天下」
東元集團會長黃茂雄面對長子黃育仁，脫隊獨立參選董事的「家變」風波，仍維持原有「公私分明」立場，應是其秉持
上市公司治理大原則前提下，一旦獨厚兒子接班，恐落入家天下口實之評。3月28日上午，東元集團會長黃茂雄仍然如
常地，與患有輕微阿茲海默症的妻子林和惠、女兒出席中崙長老教會台語禮拜。他牽著愛妻之手，緩步地步入會堂，由
於前陣子林和惠才開刀出院返家，雙腳走起來還在復健中，需要親友攙扶協助。數十年來黃茂雄與妻子林和惠，星期天
幾乎都會到教會做禮拜，這天他們提前半個小時即抵達會堂，教友見狀向前打招呼，還有人比讚給予支持，也會跟林和
時，黃茂雄起身揮手向大家打招呼，真性情之舉也受到熱烈回應。不僅如此，黃茂雄去年親自主持東亞經濟協會與東元
集團摩斯漢堡第一次聯手舉辦的「2020台日農漁產品企業及地方交流論壇」，會後，記者也目睹黃茂雄與妻子共餐的互
動，自然流露的呵護神情，鶼鰈情深，令人動容。東元集團會長黃茂雄（中）偕妻，出席中崙長老教會禮拜。（圖／李
03月29日, 2021 繼續閱讀
阿水講股／股市阿水：二○二一話題股大盤點
二○二○年對許多人來說都不容易，來到二○二一年，大家一定都想要有個新年新氣象，台股元月四日登上歷史高點一
四九○二，是否會繼續攀高？又有什麼話題股值得注意？除了與疫情相關的防疫及生技股， 二○二○年最飆的類股，並